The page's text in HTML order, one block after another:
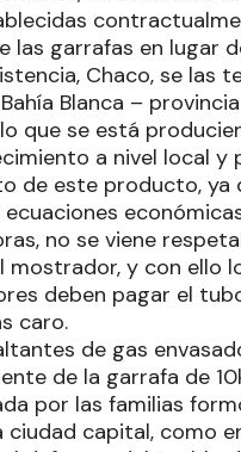
las garrafas en lugar
Chaco, se las
Blanca –
que se está
a nivel local y
de este producto, ya
no se viene
mostrador, y con ello
deben pagar el
caro.
de gas
de la garrafa de
por las familias
ciudad capital, como